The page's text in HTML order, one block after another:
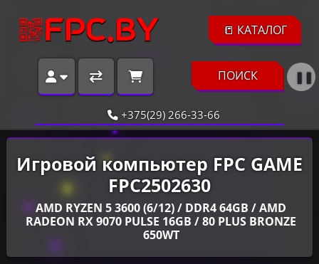
📒 КАТАЛОГ
ПОИСК ❚❚
+375(29) 266-33-66
Игровой компьютер FPC GAME
FPC2502630
AMD RYZEN 5 3600 (6/12) / DDR4 64GB / AMD
RADEON RX 9070 PULSE 16GB / 80 PLUS BRONZE
650WT